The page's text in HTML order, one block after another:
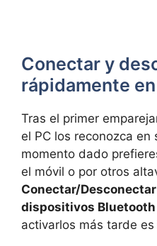
Conectar y
rápidamente
Tras el primer
el PC los reconozca en
momento dado
el móvil o por otros
Conectar/
dispositivos Bluetooth
activarlos más tarde